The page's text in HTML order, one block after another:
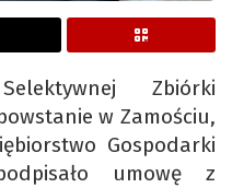
Zbiórki
w Zamościu,
Gospodarki
umowę z